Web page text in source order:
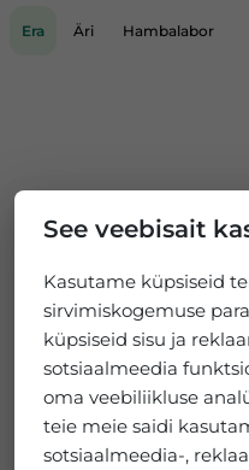
See veebisait
Kasutame küpsiseid
sirvimiskogemuse
küpsiseid sisu ja
sotsiaalmeedia
oma veebiliikluse
teie meie saidi
sotsiaalmeedia-,
Era Äri Hambalabor